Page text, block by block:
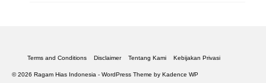
Terms and Conditions Disclaimer Tentang Kami Kebijakan Privasi
© 2026 Ragam Hias Indonesia - WordPress Theme by Kadence WP